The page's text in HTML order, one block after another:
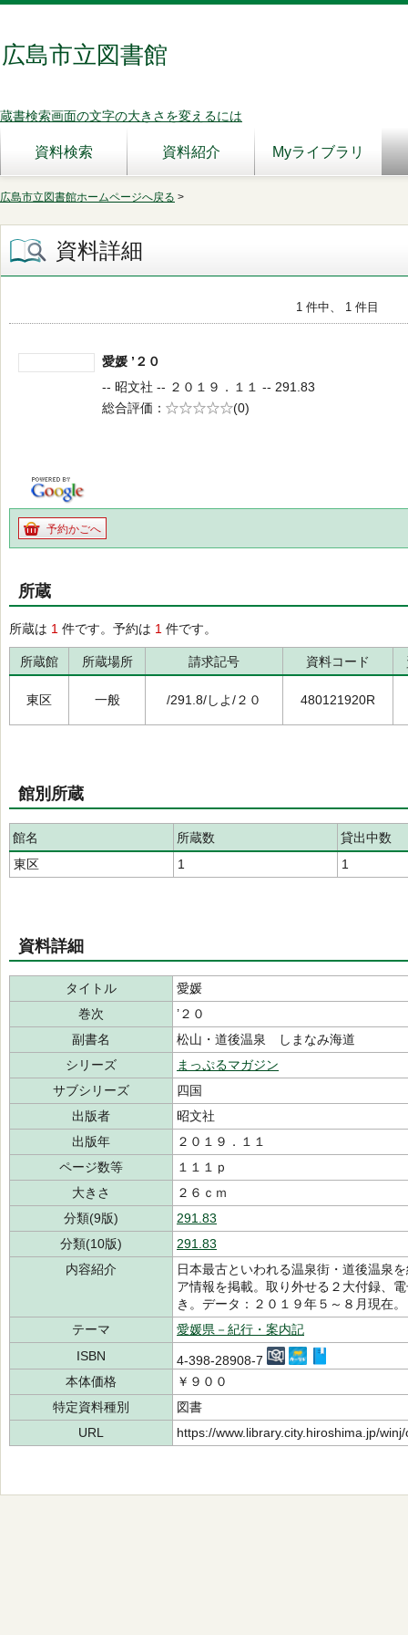
広島市立図書館
蔵書検索画面の文字の大きさを変えるには
資料検索 資料紹介 Myライブラリ
広島市立図書館ホームページへ戻る >
資料詳細
1 件中、 1 件目
愛媛 ’２０
-- 昭文社 -- ２０１９．１１ -- 291.83
総合評価
5段階評価
(0)
予約かごへ
所蔵
所蔵は 1 件です。予約は 1 件です。
所蔵館 所蔵場所 請求記号 資料コード
東区 一般 /291.8/しよ/２０ 480121920R
館別所蔵
館名 所蔵数
貸出中数
東区
1 1
資料詳細
タイトル
愛媛
巻次
’２０
副書名
松山・道後温泉 しまなみ海道
シリーズ
まっぷるマガジン
サブシリーズ
四国
出版者
昭文社
出版年
２０１９．１１
ページ数等
１１１ｐ
大きさ
２６ｃｍ
分類(9版)
291.83
分類(10版)
291.83
内容紹介
日本最古といわれる温泉街・道後温泉
ア情報を掲載。取り外せる２大付録、
き。データ：２０１９年５～８月現在。
テーマ
愛媛県－紀行・案内記
ISBN
4-398-28908-7
本体価格
￥９００
特定資料種別
図書
URL
https://www.library.city.hiroshima.jp/